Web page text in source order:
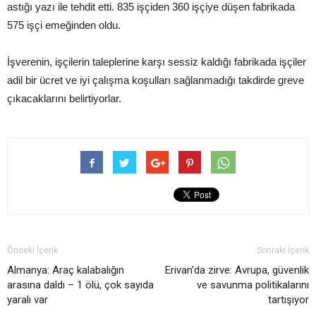
astığı yazı ile tehdit etti. 835 işçiden 360 işçiye düşen fabrikada
575 işçi emeğinden oldu.
İşverenin, işçilerin taleplerine karşı sessiz kaldığı fabrikada işçiler
adil bir ücret ve iyi çalışma koşulları sağlanmadığı takdirde greve
çıkacaklarını belirtiyorlar.
Önceki İçerik
Almanya: Araç kalabalığın
arasına daldı – 1 ölü, çok sayıda
yaralı var
Sonraki İçerik
Erivan’da zirve: Avrupa, güvenlik
ve savunma politikalarını
tartışıyor